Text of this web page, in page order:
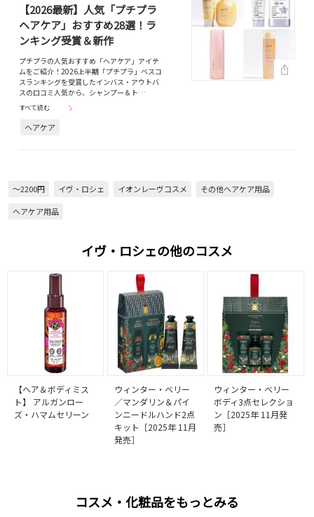
【2026最新】人気「プチプラ
ヘアケア」おすすめ28選！ラ
ンキング受賞＆新作
プチプラの人気おすすめ「ヘアケア」アイテ
ムをご紹介！2026上半期「プチプラ」ベスコ
スランキングを受賞したインバス・アウトバ
スの口コミ人気から、シャンプー＆ト…
すべて読む
ヘアケア
～2200円 イヴ・ロシェ イオンレーヴコスメ
その他ヘアケア用品
ヘアケア用品
イヴ・ロシェの他のコスメ
【ヘア＆ボディミス
ト】 アルガンロー
ズ・ハマムセリーン
ウィンター・ベリー
／マンダリン＆パイ
ンニードルハンド2点
キット［2025年 11月
発売］
ウィンター・ベリー
ボディ3点セレクショ
ン［2025年 11月発
売］
コスメ・化粧品をもっとみる